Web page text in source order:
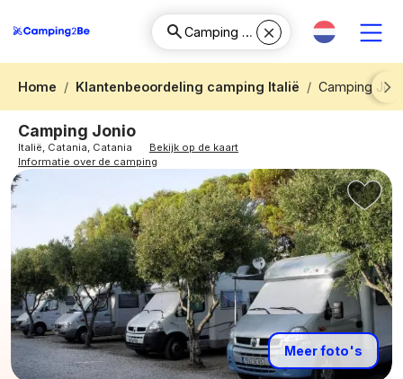
Home Klantenbeoordeling camping Italië
Camping
Next
Camping Jonio
Italië, Catania, Catania
Bekijk op de kaart
Informatie over de camping
Meer foto's